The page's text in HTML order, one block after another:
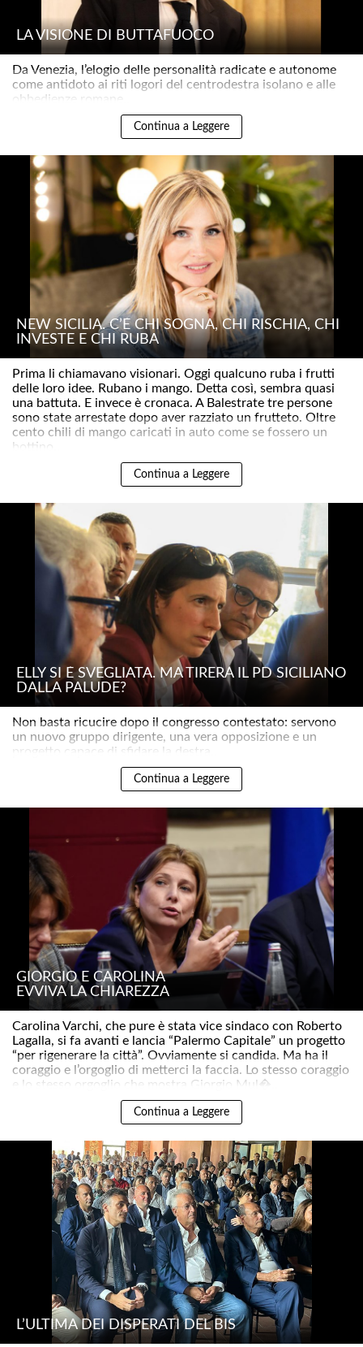
LA VISIONE DI BUTTAFUOCO
Da Venezia, l’elogio delle personalità radicate e autonome
come antidoto ai riti logori del centrodestra isolano e alle
obbedienze romane..
Continua a Leggere
NEW SICILIA. C’È CHI SOGNA, CHI RISCHIA, CHI
INVESTE E CHI RUBA
Prima li chiamavano visionari. Oggi qualcuno ruba i frutti
delle loro idee. Rubano i mango. Detta così, sembra quasi
una battuta. E invece è cronaca. A Balestrate tre persone
sono state arrestate dopo aver razziato un frutteto. Oltre
cento chili di mango caricati in auto come se fossero un
bottino..
Continua a Leggere
ELLY SI È SVEGLIATA. MA TIRERÀ IL PD SICILIANO
DALLA PALUDE?
Non basta ricucire dopo il congresso contestato: servono
un nuovo gruppo dirigente, una vera opposizione e un
progetto capace di sfidare la destra..
Continua a Leggere
GIORGIO E CAROLINA
EVVIVA LA CHIAREZZA
Carolina Varchi, che pure è stata vice sindaco con Roberto
Lagalla, si fa avanti e lancia “Palermo Capitale” un progetto
“per rigenerare la città”. Ovviamente si candida. Ma ha il
coraggio e l’orgoglio di metterci la faccia. Lo stesso coraggio
e lo stesso orgoglio che mostra Giorgio Mul�..
Continua a Leggere
L’ULTIMA DEI DISPERATI DEL BIS